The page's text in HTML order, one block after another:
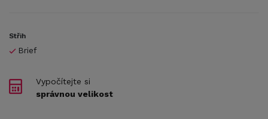
Střih
Brief
Vypočítejte si
správnou velikost